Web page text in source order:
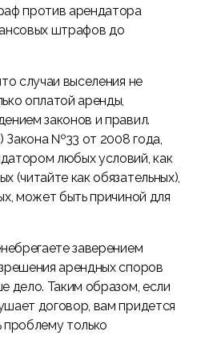
против арендатора
штрафов до
случаи выселения не
оплатой аренды,
законов и правил.
Закона №33 от 2008 года,
любых условий, как
(читайте как обязательных),
может быть причиной для
заверением
арендных споров
дело. Таким образом, если
договор, вам придется
проблему только